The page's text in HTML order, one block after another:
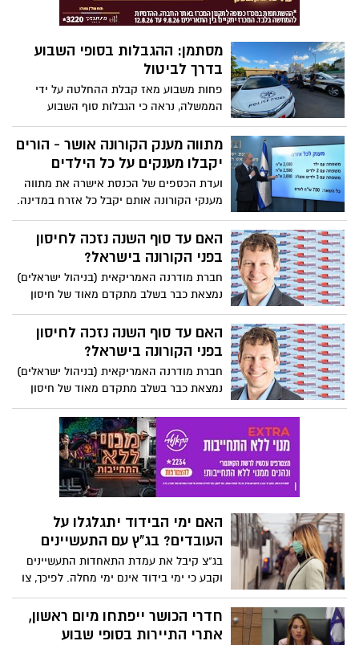
מסתמן: ההגבלות בסופי השבוע
בדרך לביטול
פחות משבוע מאז קבלת ההחלטה על ידי
הממשלה, נראה כי הגבלות סוף השבוע
עתידות להתבטל. ייתכן שביטול הסגר יובא
כבר היום (ה') לאישור בממשלה
מתווה מענק הקורונה אושר - הורים
יקבלו מענקים על כל הילדים
ועדת הכספים של הכנסת אישרה את מתווה
מענקי הקורונה אותם יקבל כל אזרח במדינה.
משפחות ברוכות ילדים יקבלו מענקים על כל
אחד מהילדים, בניגוד למתווה הראשוני שקבע
כי המענק יינתן עד הילד השלישי במשפחה
האם עד סוף השנה נזכה לחיסון
בפני הקורונה בישראל?
חברת מודרנה האמריקאית (בניהול ישראלים)
נמצאת כבר בשלב מתקדם מאוד של חיסון
נגד קורונה. בישראל כבר דאגו להבטיח שהוא
יהיה נגיש כאן. כל שנותר הוא להתפלל
שהניסוי הענק יביא תוצאות חיוביות
האם עד סוף השנה נזכה לחיסון
בפני הקורונה בישראל?
חברת מודרנה האמריקאית (בניהול ישראלים)
נמצאת כבר בשלב מתקדם מאוד של חיסון
נגד קורונה. בישראל כבר דאגו להבטיח שהוא
יהיה נגיש כאן. כל שנותר הוא להתפלל
שהניסוי הענק יביא תוצאות חיוביות
האם ימי הבידוד יתגלגלו על
העובדים? בג"ץ עם התעשיינים
בג"צ קיבל את עמדת התאחדות התעשיינים
וקבע כי ימי בידוד אינם ימי מחלה. לפיכך, צו
בריאות העם שלפיו ניתן לנצל ימי מחלה עבור
ימי בידוד למי שנחשף לחולי קורונה - אינו
חוקי. המדינה קיבלה ארכה עד ל-30
חדרי הכושר ייפתחו מיום ראשון,
אתרי התיירות בסופי שבוע